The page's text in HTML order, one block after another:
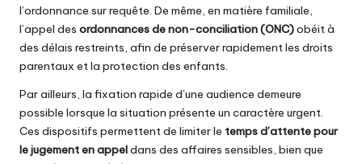
l’ordonnance sur requête. De même, en matière familiale,
l’appel des ordonnances de non-conciliation (ONC)obéit à
des délais restreints, afin de préserver rapidement les droits
parentaux et la protection des enfants.
Par ailleurs, la fixation rapide d’une audience demeure
possible lorsque la situation présente un caractère urgent.
Ces dispositifs permettent de limiter le temps d’attente pour
le jugement en appeldans des affaires sensibles, bien que